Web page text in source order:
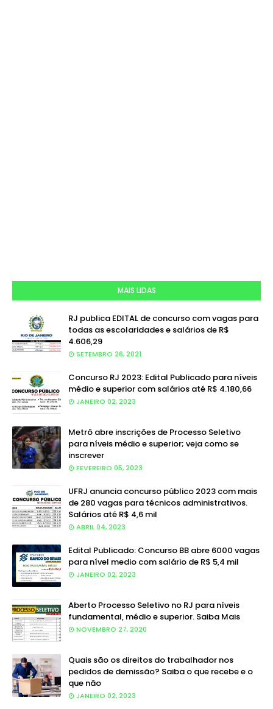
MAIS LIDAS
RJ publica EDITAL de concurso com vagas para
todas as escolaridades e salários de R$
4.606,29
SETEMBRO 26, 2021
Concurso RJ 2023: Edital Publicado para níveis
médio e superior com salários até R$ 4.180,66
JANEIRO 02, 2023
Metrô abre inscrições de Processo Seletivo
para níveis médio e superior; veja como se
inscrever
FEVEREIRO 05, 2023
UFRJ anuncia concurso público 2023 com mais
de 280 vagas para técnicos administrativos.
Salários até R$ 4,6 mil
ABRIL 04, 2023
Edital Publicado: Concurso BB abre 6000 vagas
para nível medio com salário de R$ 5,4 mil
JANEIRO 02, 2023
Aberto Processo Seletivo no RJ para níveis
fundamental, médio e superior. Saiba Mais
NOVEMBRO 27, 2020
Quais são os direitos do trabalhador nos
pedidos de demissão? Saiba o que recebe e o
que não
JANEIRO 02, 2023